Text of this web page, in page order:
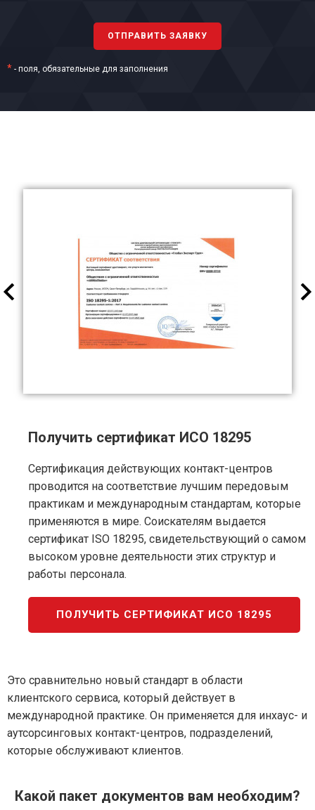
* - поля, обязательные для заполнения
Получить сертификат ИСО 18295
Сертификация действующих контакт-центров
проводится на соответствие лучшим передовым
практикам и международным стандартам, которые
применяются в мире. Соискателям выдается
сертификат ISO 18295, свидетельствующий о самом
высоком уровне деятельности этих структур и
работы персонала.
ПОЛУЧИТЬ СЕРТИФИКАТ ИСО 18295
Это сравнительно новый стандарт в области
клиентского сервиса, который действует в
международной практике. Он применяется для инхаус- и
аутсорсинговых контакт-центров, подразделений,
которые обслуживают клиентов.
Какой пакет документов вам необходим?